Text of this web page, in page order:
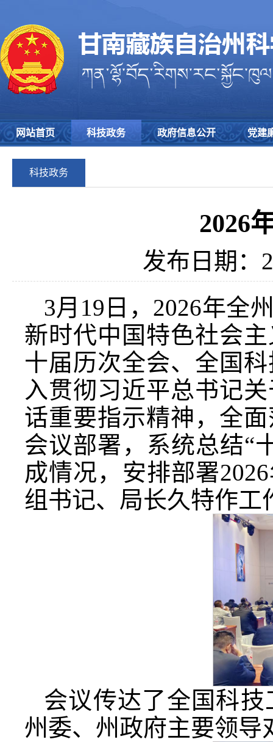
网站首页 科技政务 政府信息公开 党建
科技政务
2026
发布日期：
3月19日，2026年全
新时代中国特色社会
十届历次全会、全国
入贯彻习近平总书记
话重要指示精神，全
会议部署，系统总结“
成情况，安排部署
组书记、局长久特作工
会议传达了全国科
州委、州政府主要领导